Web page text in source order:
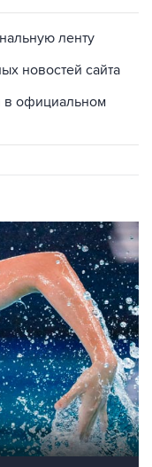
ленту
новостей сайта
в официальном